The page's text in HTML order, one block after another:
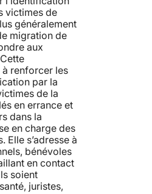
victimes de
généralement
migration de
aux
renforcer les
par la
de la
en errance et
dans la
en charge des
Elle s’adresse à
bénévoles
en contact
soient
juristes,